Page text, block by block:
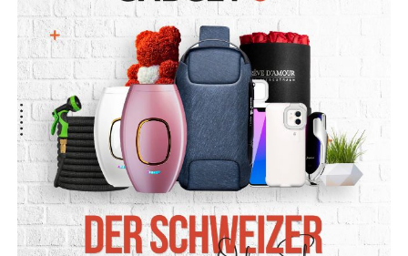
bilmediğini savundu. Suyun sıcak olduğunu fark ettiğinde
kendisinin de büyük şaşkınlık yaşadığını söyleyen adam,
olayın hemen ardından sağlık ekiplerini aradığını
belirtti.
Boşanma sürecindeki çiftin ortak bir çocuğunun
bulunduğu bildirildi. Sanık duruşmada eyleminin
sorumluluğunu üstlendi ve eşinin yaşadığı yaralanma
nedeniyle yaklaşık 2 bin euro tazminat ödemeyi kabul
etti.
Hâkim: “Size son bir şans veriyoruz”